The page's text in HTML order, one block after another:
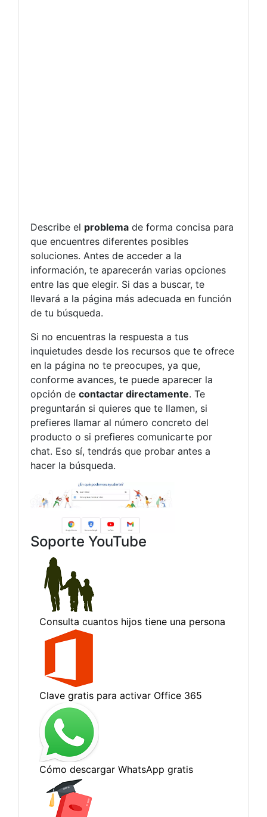
Describe el problema de forma concisa para
que encuentres diferentes posibles
soluciones. Antes de acceder a la
información, te aparecerán varias opciones
entre las que elegir. Si das a buscar, te
llevará a la página más adecuada en función
de tu búsqueda.
Si no encuentras la respuesta a tus
inquietudes desde los recursos que te ofrece
en la página no te preocupes, ya que,
conforme avances, te puede aparecer la
opción de contactar directamente. Te
preguntarán si quieres que te llamen, si
prefieres llamar al número concreto del
producto o si prefieres comunicarte por
chat. Eso sí, tendrás que probar antes a
hacer la búsqueda.
Soporte YouTube